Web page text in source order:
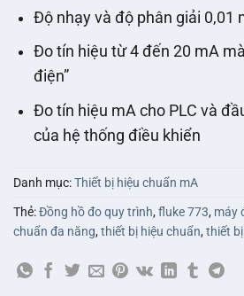
Độ nhạy và độ phân giải 0,01
Đo tín hiệu từ 4 đến 20 mA
điện”
Đo tín hiệu mA cho PLC và
của hệ thống điều khiển
Danh mục:Thiết bị hiệu chuẩn mA
Thẻ:Đồng hồ đo quy trình,fluke 773, máy
chuẩn đa năng,thiết bị hiệu chuẩn,thiết